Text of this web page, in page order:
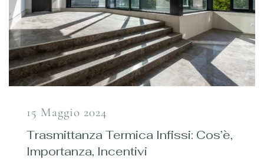
15 Maggio 2024
Trasmittanza Termica Infissi: Cos’è,
Importanza, Incentivi